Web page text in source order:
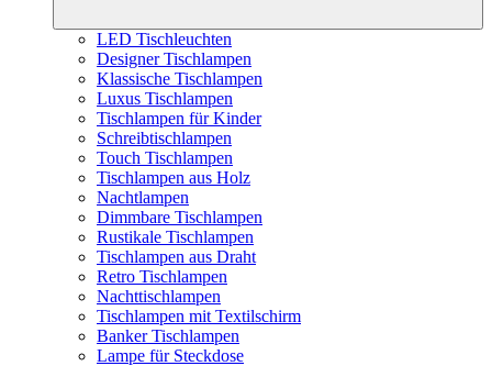
LED Tischleuchten
Designer Tischlampen
Klassische Tischlampen
Luxus Tischlampen
Tischlampen für Kinder
Schreibtischlampen
Touch Tischlampen
Tischlampen aus Holz
Nachtlampen
Dimmbare Tischlampen
Rustikale Tischlampen
Tischlampen aus Draht
Retro Tischlampen
Nachttischlampen
Tischlampen mit Textilschirm
Banker Tischlampen
Lampe für Steckdose